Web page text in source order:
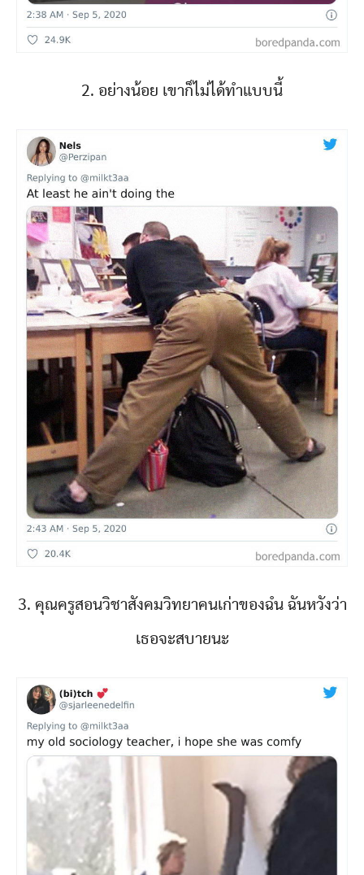
2. อย่างน้อย เขาก็ไม่ได้ทำแบบนี้
3. คุณครูสอนวิชาสังคมวิทยาคนเก่าของฉํน ฉันหวังว่า
เธอจะสบายนะ